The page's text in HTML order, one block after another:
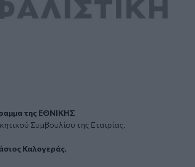
της ΕΘΝΙΚΗΣ
Συμβουλίου της Εταιρίας.
Καλογεράς.